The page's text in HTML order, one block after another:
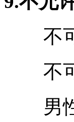
不可
不可
男性